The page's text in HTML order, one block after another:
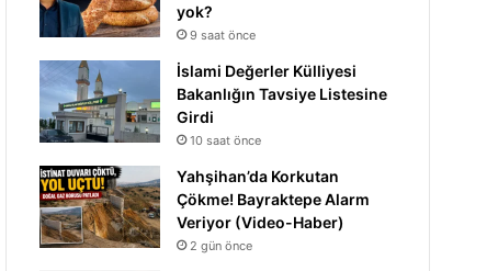
yok?
9 saat önce
İslami Değerler Külliyesi
Bakanlığın Tavsiye Listesine
Girdi
10 saat önce
Yahşihan’da Korkutan
Çökme! Bayraktepe Alarm
Veriyor (Video-Haber)
2 gün önce